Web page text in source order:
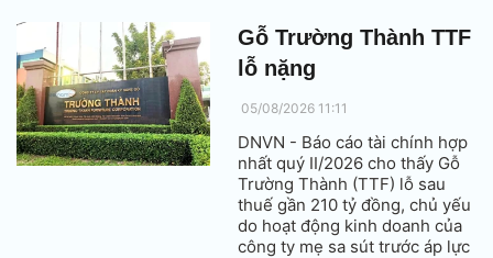
so với mức trung bình ngành,
tiềm ẩn rủi ro trong việc thực
hiện nghĩa vụ với nhà nước.
Gỗ Trường Thành TTF
lỗ nặng
05/08/2026 11:11
DNVN - Báo cáo tài chính hợp
nhất quý II/2026 cho thấy Gỗ
Trường Thành (TTF) lỗ sau
thuế gần 210 tỷ đồng, chủ yếu
do hoạt động kinh doanh của
công ty mẹ sa sút trước áp lực